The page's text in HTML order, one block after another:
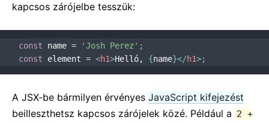
kapcsos zárójelbe tesszük:
const name = 'Josh Perez' ;
const element = <h1>Helló, {name}</h1>;
A JSX-be bármilyen érvényes JavaScript kifejezést
beilleszthetsz kapcsos zárójelek közé. Például a 2 +
1. Horgok bemutatása
2. Horgok egy pillantásra
4. Hatás Horog használata
5. Horgok szabályai